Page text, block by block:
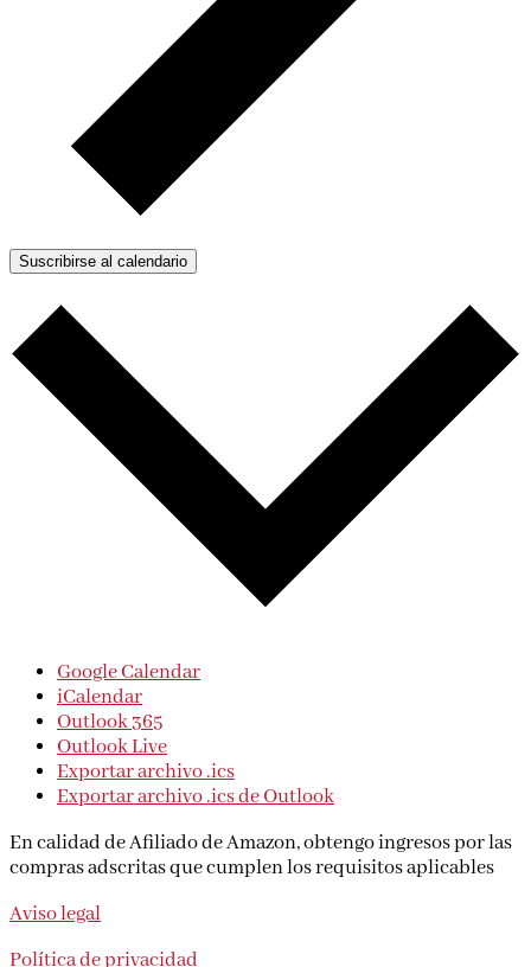
Suscribirse al calendario
Google Calendar
iCalendar
Outlook 365
Outlook Live
Exportar archivo .ics
Exportar archivo .ics de Outlook
En calidad de Afiliado de Amazon, obtengo ingresos por las
compras adscritas que cumplen los requisitos aplicables
Aviso legal
Política de privacidad